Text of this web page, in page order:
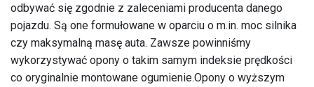
odbywać się zgodnie z zaleceniami producenta danego
pojazdu. Są one formułowane w oparciu o m.in. moc silnika
czy maksymalną masę auta. Zawsze powinniśmy
wykorzystywać opony o takim samym indeksie prędkości
co oryginalnie montowane ogumienie.Opony o wyższym